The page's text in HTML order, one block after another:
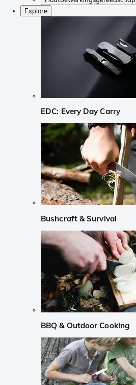
Explore
EDC: Every Day Carry
Bushcraft & Survival
BBQ & Outdoor Cooking